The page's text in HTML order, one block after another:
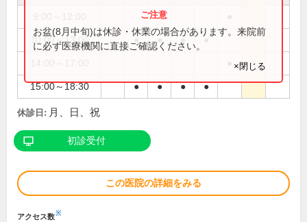
10:00～13:00 ● ● ● ●
15:00～18:30 ● ● ● ●
お盆(8月中旬)は休診・休業の場合があります。来院前
に必ず医療機関に直接ご確認ください。
×閉じる
休診日: 月、日、祝
初診受付
この医院の詳細をみる
アクセス数※